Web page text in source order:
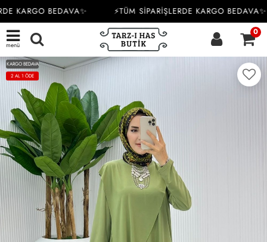
KARGO BEDAVA✨ ⚡TÜM SİPARİŞLERDE KARGO BEDAVA✨
menü
0
KARGO BEDAVA
2 AL 1 ÖDE